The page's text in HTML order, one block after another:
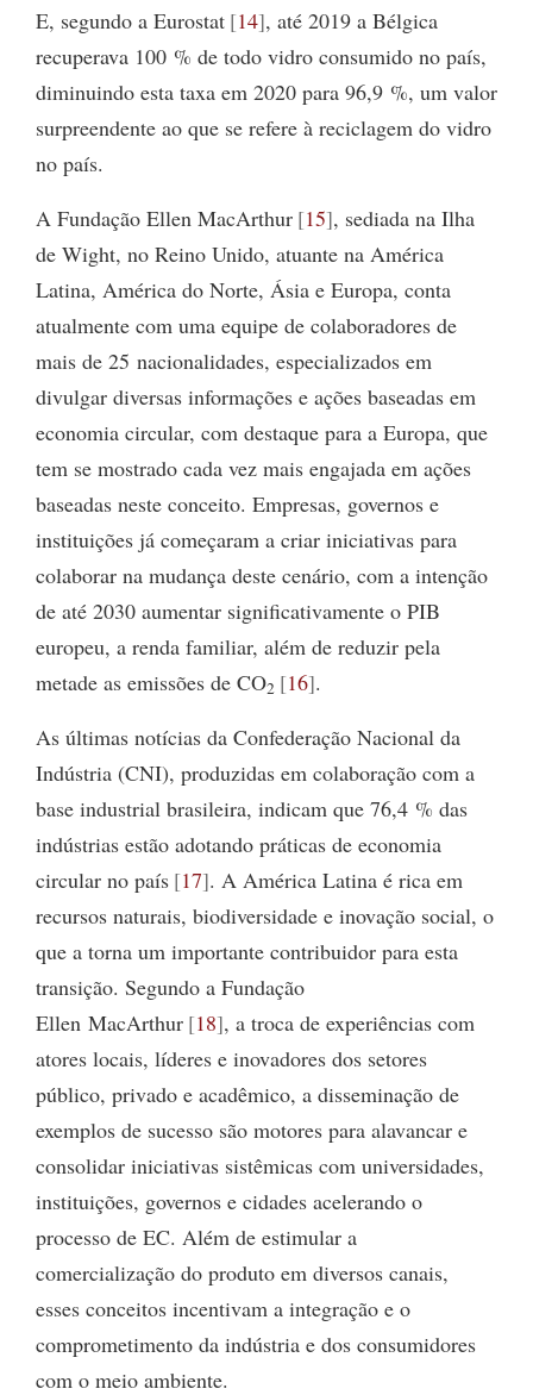
E, segundo a Eurostat 14 , até 2019 a Bélgica
recuperava 100 % de todo vidro consumido no país,
diminuindo esta taxa em 2020 para 96,9 %, um valor
surpreendente ao que se refere à reciclagem do vidro
no país.
A Fundação Ellen MacArthur 15 , sediada na Ilha
de Wight, no Reino Unido, atuante na América
Latina, América do Norte, Ásia e Europa, conta
atualmente com uma equipe de colaboradores de
mais de 25 nacionalidades, especializados em
divulgar diversas informações e ações baseadas em
economia circular, com destaque para a Europa, que
tem se mostrado cada vez mais engajada em ações
baseadas neste conceito. Empresas, governos e
instituições já começaram a criar iniciativas para
colaborar na mudança deste cenário, com a intenção
de até 2030 aumentar significativamente o PIB
europeu, a renda familiar, além de reduzir pela
metade as emissões de CO2 16 .
As últimas notícias da Confederação Nacional da
Indústria (CNI), produzidas em colaboração com a
base industrial brasileira, indicam que 76,4 % das
indústrias estão adotando práticas de economia
circular no país 17 . A América Latina é rica em
recursos naturais, biodiversidade e inovação social, o
que a torna um importante contribuidor para esta
transição. Segundo a Fundação
Ellen MacArthur 18 , a troca de experiências com
atores locais, líderes e inovadores dos setores
público, privado e acadêmico, a disseminação de
exemplos de sucesso são motores para alavancar e
consolidar iniciativas sistêmicas com universidades,
instituições, governos e cidades acelerando o
processo de EC. Além de estimular a
comercialização do produto em diversos canais,
esses conceitos incentivam a integração e o
comprometimento da indústria e dos consumidores
com o meio ambiente.